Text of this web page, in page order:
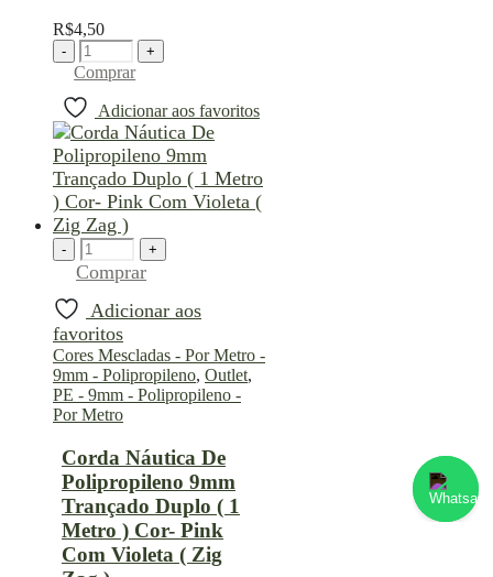
R$4,50
- +
Comprar
Adicionar aos favoritos
- +
Comprar
Adicionar aos
favoritos
Cores Mescladas - Por Metro -
9mm - Polipropileno, Outlet,
PE - 9mm - Polipropileno -
Por Metro
Corda Náutica De
Polipropileno 9mm
Trançado Duplo ( 1
Metro ) Cor- Pink
Com Violeta ( Zig
Selecione com quem deseja falar
Atendimento